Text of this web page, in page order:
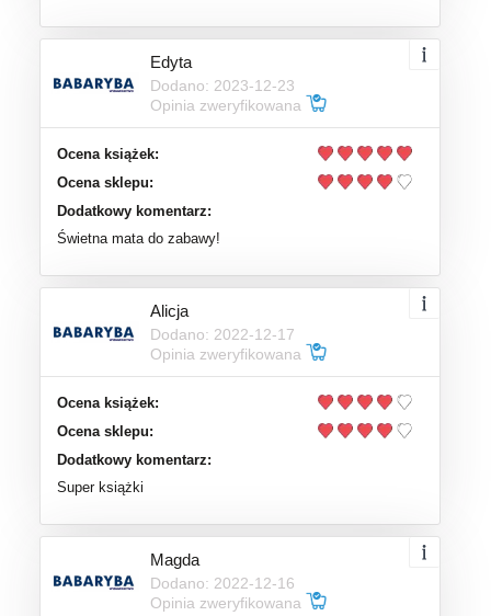
Edyta
Dodano: 2023-12-23
Opinia zweryfikowana
Ocena książek:
Ocena sklepu:
Dodatkowy komentarz:
Świetna mata do zabawy!
Alicja
Dodano: 2022-12-17
Opinia zweryfikowana
Ocena książek:
Ocena sklepu:
Dodatkowy komentarz:
Super książki
Magda
Dodano: 2022-12-16
Opinia zweryfikowana